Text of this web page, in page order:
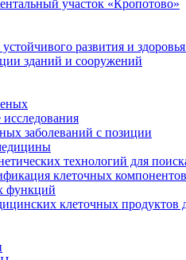
участок «Кропотово»
развития и
зданий и сооружений
заболеваний с позиции
технологий для
клеточных
функций
клеточных продуктов